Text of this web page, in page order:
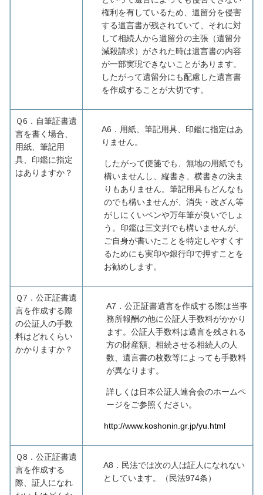
権利を有しているため、遺留分を侵害
する遺言書が残されていて、それに対
して相続人から遺留分の主張（遺留分
減殺請求）がされた時は遺言書の内容
が一部実現できないことがあります。
したがって遺留分にも配慮した遺言書
を作成することが大切です。
Ｑ6． 自筆証書遺
言を書く場合、
用紙、筆記用
具、印鑑に指定
はありますか？
A6 ．用紙、筆記用具、印鑑に指定はあ
りません。
したがって便箋でも、無地の用紙でも
構いませんし、縦書き、横書きの決ま
りもありません。筆記用具もどんなも
のでも構いませんが、消失・改ざん等
がしにくいペンや万年筆が良いでしょ
う。印鑑は三文判でも構いませんが、
ご自身が書いたことを特定しやすくす
るためにも実印や銀行印で押すことを
お勧めします。
Ｑ7． 公正証書遺
言を作成する際
の公証人の手数
料はどれくらい
かかりますか？
A7 ．公正証書遺言を作成する際は当事
務所報酬の他に公証人手数料がかかり
ます。公証人手数料は遺言を残される
方の財産額、相続させる相続人の人
数、遺言書の枚数等によっても手数料
が異なります。
詳しくは日本公証人連合会のホームペ
ージをご参照ください。
http://www.koshonin.gr.jp/yu.html
Ｑ8． 公正証書遺
言を作成する
際、証人になれ
A8 ．民法では次の人は証人になれない
としています。（民法974条）